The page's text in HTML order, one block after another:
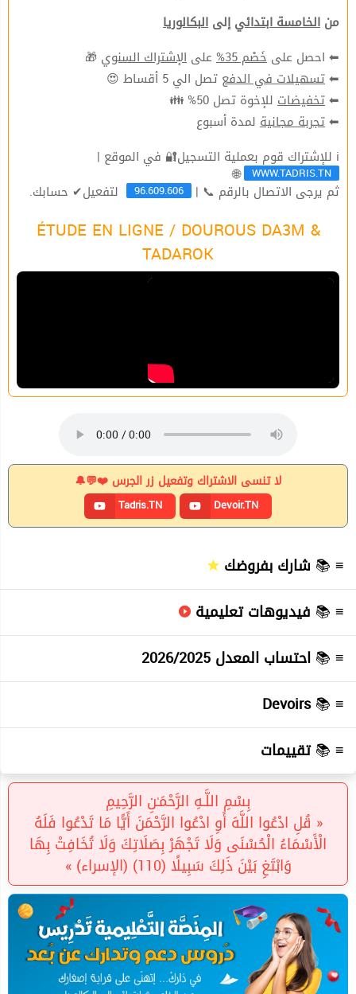
من الخامسة ابتدائي إلى البكالوريا
⬅ احصل على خَصْم 35% على الإشتراك السنوي 🎁
⬅تسهيلات في الدفع تصل الي 5 أقساط 😍
⬅تخفيضات للإخوة تصل 50% 👪
⬅تجربة مجانية لمدة أسبوع
ℹ للإشتراك قوم بعملية التسجيل🔐 في الموقع |
WWW.TADRIS.TN
🌐
ثم يرجى الاتصال بالرقم 📞 | 96.609.606 لتفعيل✔ حسابك.
ÉTUDE EN LIGNE / DOUROUS DA3M &
TADAROK
لا تنسى الاشتراك وتفعيل زر الجرس ❤️💬🔔
Tadris.TN Devoir.TN
≡ 📚 شارك بفروضك
≡ 📚 فيديوهات تعليمية
≡ 📚 احتساب المعدل 2026/2025
≡ 📚
Devoirs
≡ 📚تقييمات
بِسْمِ اللَّـهِ الرَّحْمَـٰنِ الرَّحِيمِ
« قُلِ ادْعُوا اللَّهَ أَوِ ادْعُوا الرَّحْمَنَ أَيًّا مَا تَدْعُوا فَلَهُ
الْأَسْمَاءُ الْحُسْنَى وَلَا تَجْهَرْ بِصَلَاتِكَ وَلَا تُخَافِتْ بِهَا
وَابْتَغِ بَيْنَ ذَلِكَ سَبِيلًا (110) (الإسراء) »